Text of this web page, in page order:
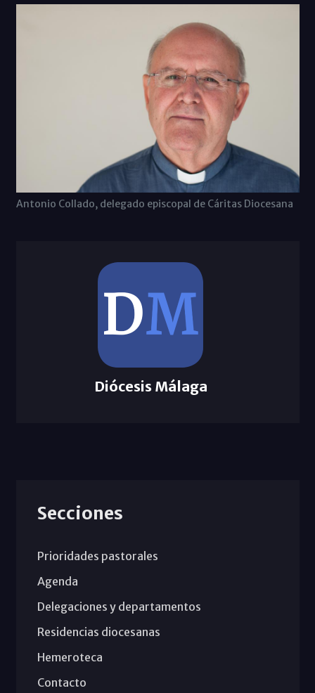
Antonio Collado, delegado episcopal de Cáritas Diocesana
Diócesis Málaga
Secciones
Prioridades pastorales
Agenda
Delegaciones y departamentos
Residencias diocesanas
Hemeroteca
Contacto